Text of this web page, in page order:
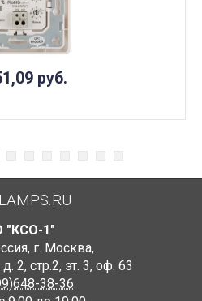
руб.
"КСО-1"
, г. Москва,
2, стр.2, эт. 3, оф. 63
38-36